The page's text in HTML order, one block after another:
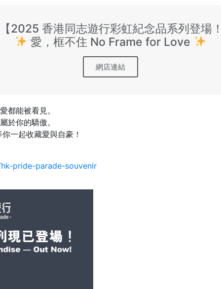
2025 香港同志遊行彩虹紀念品系列登場
愛，框不住 No Frame for Love
網店連結
都能被看見。
於你的驕傲。
一起收藏愛與自豪！
pride-parade-souvenir